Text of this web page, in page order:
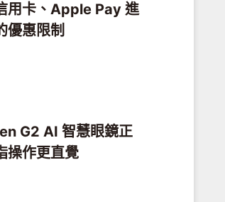
用卡、Apple Pay 進
優惠限制
G2 AI 智慧眼鏡正
操作更直覺